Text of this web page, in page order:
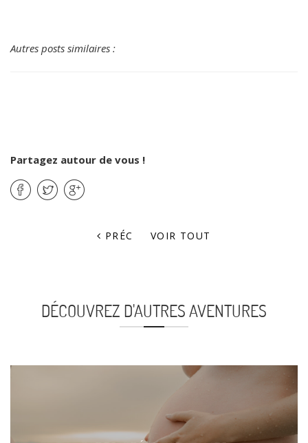
Autres posts similaires :
Partagez autour de vous !
PRÉC VOIR TOUT
DÉCOUVREZ D'AUTRES AVENTURES